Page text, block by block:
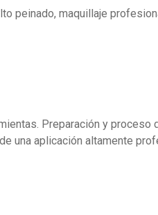
peinado, maquillaje
Preparación y proceso
una aplicación altamente